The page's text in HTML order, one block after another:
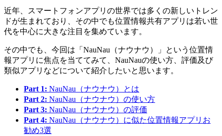
近年、スマートフォンアプリの世界では多くの新しいトレン
ドが生まれており、その中でも位置情報共有アプリは若い世
代を中心に大きな注目を集めています。
その中でも、今回は「NauNau（ナウナウ）」という位置情
報アプリに焦点を当ててみて、NauNauの使い方、評価及び
類似アプリなどについて紹介したいと思います。
Part 1: NauNau（ナウナウ）とは
Part 2: NauNau（ナウナウ）の使い方
Part 3: NauNau（ナウナウ）の評価
Part 4: NauNau（ナウナウ）に似た位置情報アプリお
勧め3選